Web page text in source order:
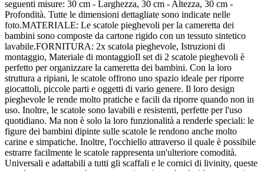
seguenti misure: 30 cm - Larghezza, 30 cm - Altezza, 30 cm -
Profondità. Tutte le dimensioni dettagliate sono indicate nelle
foto.MATERIALE: Le scatole pieghevoli per la cameretta dei
bambini sono composte da cartone rigido con un tessuto sintetico
lavabile.FORNITURA: 2x scatola pieghevole, Istruzioni di
montaggio, Materiale di montaggioIl set di 2 scatole pieghevoli è
perfetto per organizzare la cameretta dei bambini. Con la loro
struttura a ripiani, le scatole offrono uno spazio ideale per riporre
giocattoli, piccole parti e oggetti di vario genere. Il loro design
pieghevole le rende molto pratiche e facili da riporre quando non in
uso. Inoltre, le scatole sono lavabili e resistenti, perfette per l'uso
quotidiano. Ma non è solo la loro funzionalità a renderle speciali: le
figure dei bambini dipinte sulle scatole le rendono anche molto
carine e simpatiche. Inoltre, l'occhiello attraverso il quale è possibile
estrarre facilmente le scatole rappresenta un'ulteriore comodità.
Universali e adattabili a tutti gli scaffali e le cornici di livinity, queste